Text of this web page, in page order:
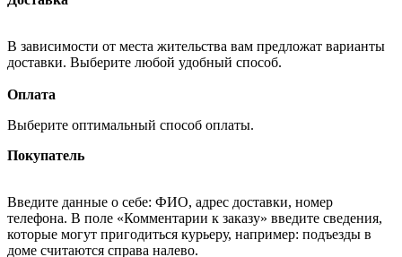
В зависимости от места жительства вам предложат варианты
доставки. Выберите любой удобный способ.
Оплата
Выберите оптимальный способ оплаты.
Покупатель
Введите данные о себе: ФИО, адрес доставки, номер
телефона. В поле «Комментарии к заказу» введите сведения,
которые могут пригодиться курьеру, например: подъезды в
доме считаются справа налево.